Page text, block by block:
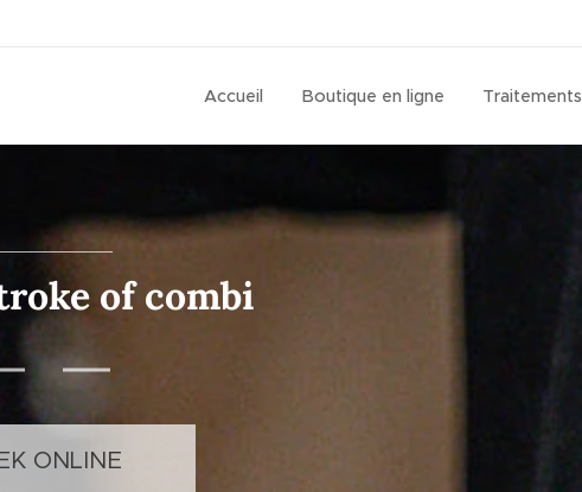
Accueil Boutique en ligne Traitements
of combi
ONLINE